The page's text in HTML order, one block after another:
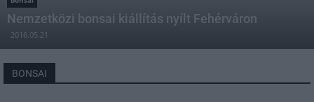
Nemzetközi bonsai kiállítás nyílt Fehérváron
2016.05.21
BONSAI